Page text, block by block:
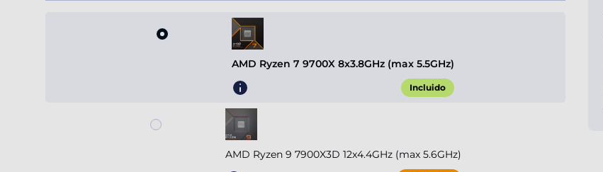
AMD Ryzen 7 9700X 8x3.8GHz (max 5.5GHz)
Incluido
AMD Ryzen 9 7900X3D 12x4.4GHz (max 5.6GHz)